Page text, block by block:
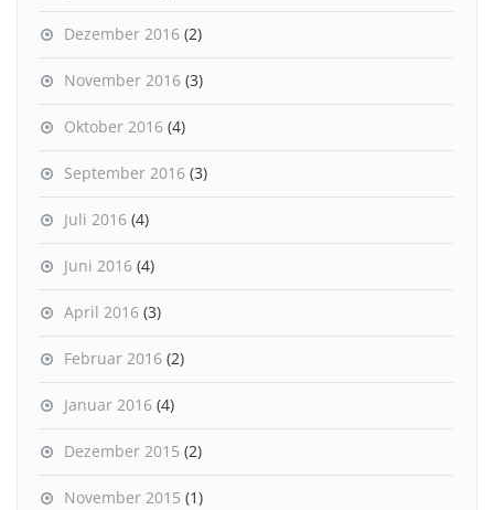
Dezember 2016 (2)
November 2016 (3)
Oktober 2016 (4)
September 2016 (3)
Juli 2016 (4)
Juni 2016 (4)
April 2016 (3)
Februar 2016 (2)
Januar 2016 (4)
Dezember 2015 (2)
November 2015 (1)